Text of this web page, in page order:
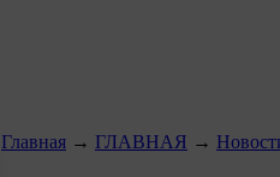
Главная → ГЛАВНАЯ →